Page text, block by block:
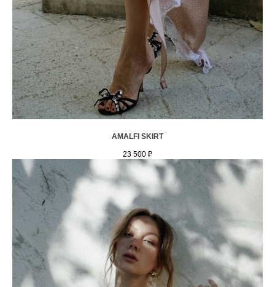
AMALFI SKIRT
23 500 ₽